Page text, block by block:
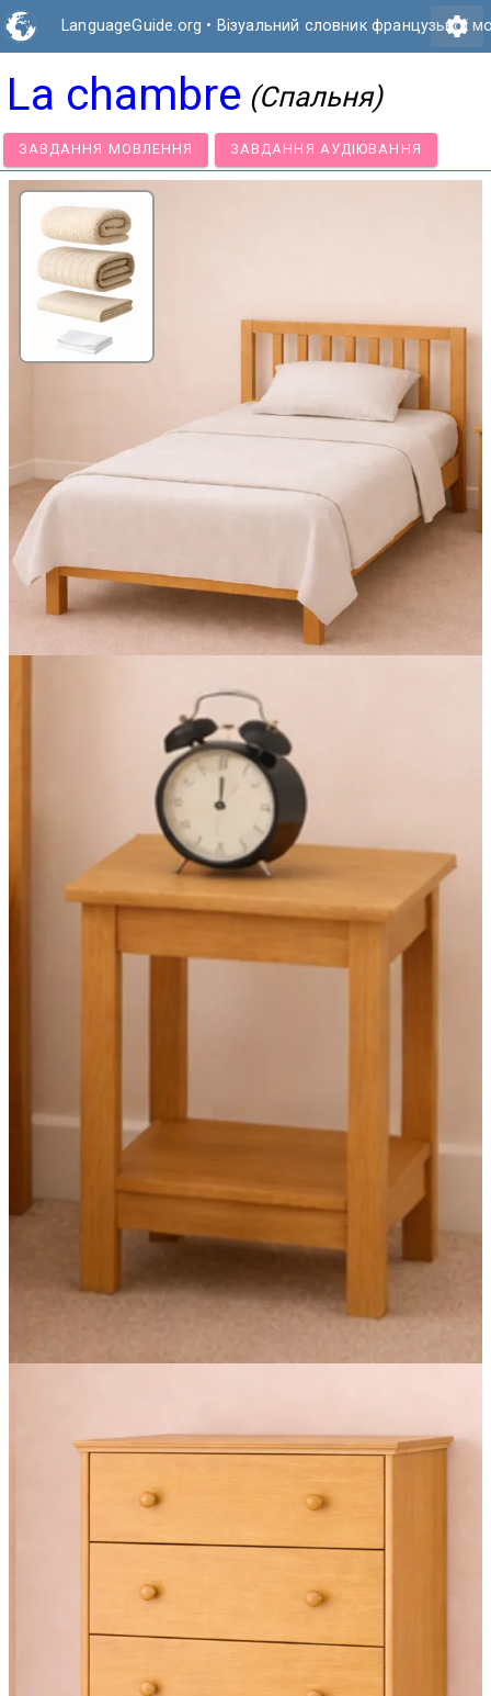
LanguageGuide.org • Візуальний словник французької
settings
La chambre (Спальня)
ЗАВДАННЯ МОВЛЕННЯ ЗАВДАННЯ АУДІЮВАННЯ